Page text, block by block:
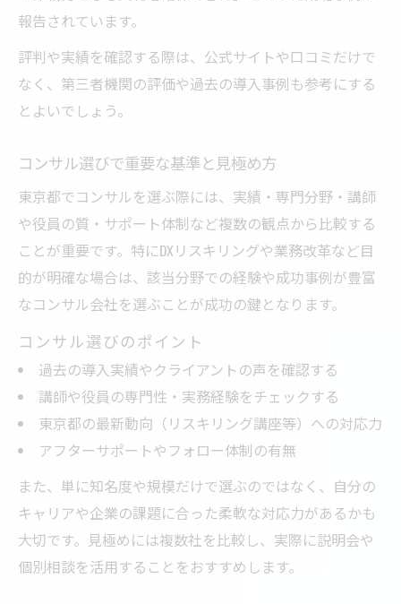
報告されています。
評判や実績を確認する際は、公式サイトや口コミだけで
なく、第三者機関の評価や過去の導入事例も参考にする
とよいでしょう。
コンサル選びで重要な基準と見極め方
東京都でコンサルを選ぶ際には、実績・専門分野・講師
や役員の質・サポート体制など複数の観点から比較する
ことが重要です。特にDXリスキリングや業務改革など目
的が明確な場合は、該当分野での経験や成功事例が豊富
なコンサル会社を選ぶことが成功の鍵となります。
コンサル選びのポイント
過去の導入実績やクライアントの声を確認する
講師や役員の専門性・実務経験をチェックする
東京都の最新動向（リスキリング講座等）への対応力
アフターサポートやフォロー体制の有無
また、単に知名度や規模だけで選ぶのではなく、自分の
キャリアや企業の課題に合った柔軟な対応力があるかも
大切です。見極めには複数社を比較し、実際に説明会や
個別相談を活用することをおすすめします。